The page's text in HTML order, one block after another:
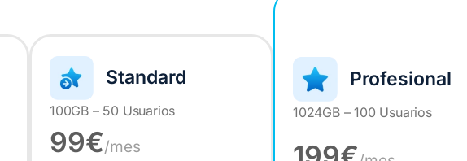
Standard
100GB – 50 Usuarios
99€/mes
Profesional
1024GB – 100 Usuarios